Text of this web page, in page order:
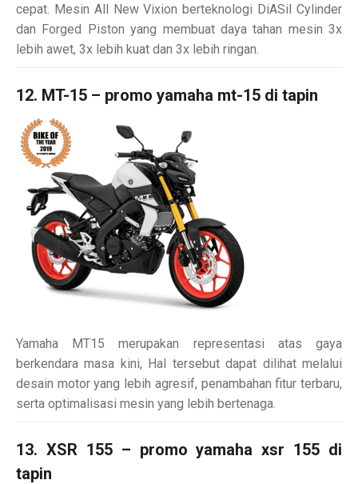
cepat. Mesin All New Vixion berteknologi DiASil Cylinder
dan Forged Piston yang membuat daya tahan mesin 3x
lebih awet, 3x lebih kuat dan 3x lebih ringan.
12. MT-15 – promo yamaha mt-15 di tapin
Yamaha MT15 merupakan representasi atas gaya
berkendara masa kini, Hal tersebut dapat dilihat melalui
desain motor yang lebih agresif, penambahan fitur terbaru,
serta optimalisasi mesin yang lebih bertenaga.
13. XSR 155 – promo yamaha xsr 155 di
tapin